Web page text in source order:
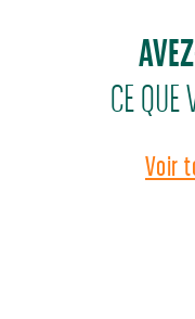
CE
Voir